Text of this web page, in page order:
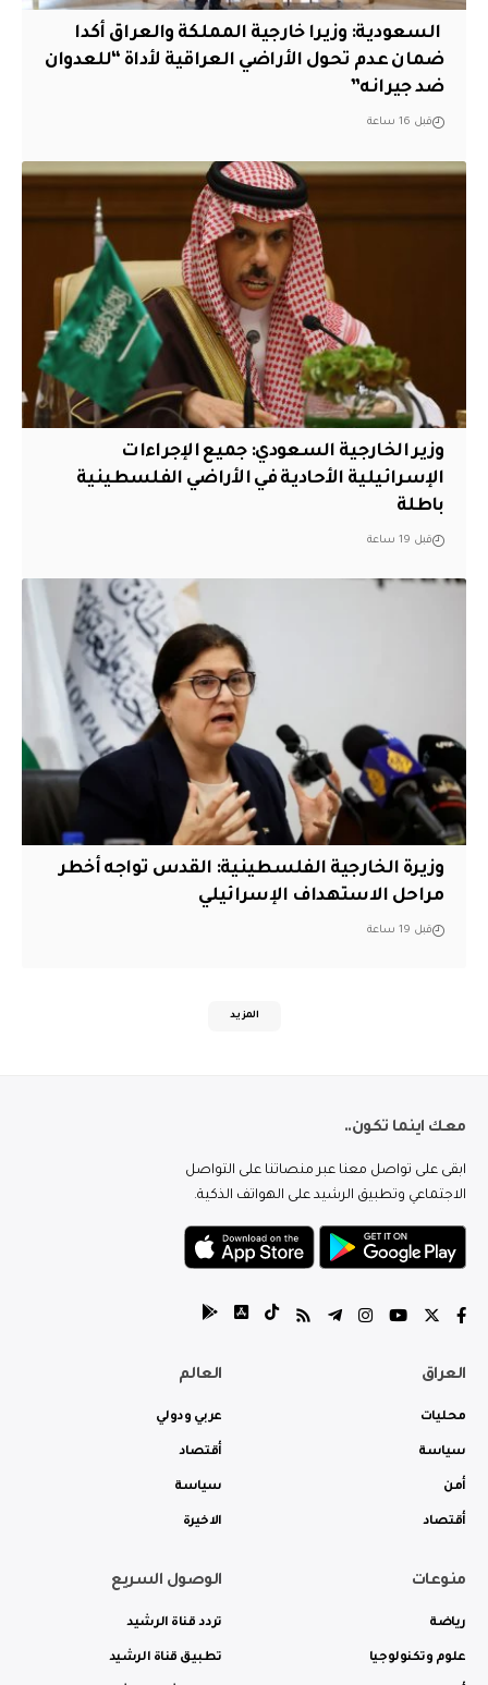
‏ السعودية: وزيرا خارجية المملكة والعراق أكدا
ضمان عدم تحول الأراضي العراقية لأداة “للعدوان
ضد جيرانه”
قبل 16 ساعة
وزير الخارجية السعودي: جميع الإجراءات
الإسرائيلية الأحادية في الأراضي الفلسطينية
باطلة
قبل 19 ساعة
وزيرة الخارجية الفلسطينية: القدس تواجه أخطر
مراحل الاستهداف الإسرائيلي
قبل 19 ساعة
المزيد
معك اينما تكون..
ابقى على تواصل معنا عبر منصاتنا على التواصل
الاجتماعي وتطبيق الرشيد على الهواتف الذكية.
العراق
محليات
سياسة
أمن
أقتصاد
العالم
عربي ودولي
أقتصاد
سياسة
الاخيرة
منوعات
رياضة
علوم وتكنولوجيا
الوصول السريع
تردد قناة الرشيد
تطبيق قناة الرشيد